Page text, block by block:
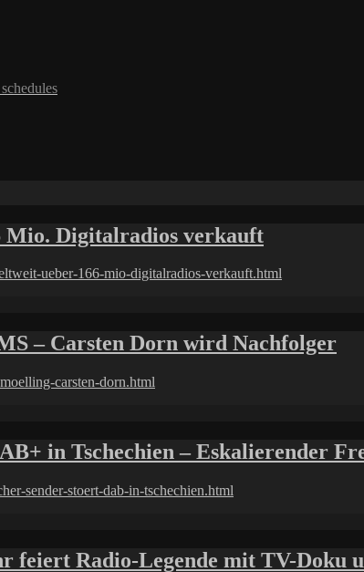
Mio. Digitalradios verkauft
ueber-166-mio-digitalradios-verkauft.html
– Carsten Dorn wird Nachfolger
carsten-dorn.html
in Tschechien – Eskalierender
sender-stoert-dab-in-tschechien.html
feiert Radio-Legende mit TV-Doku